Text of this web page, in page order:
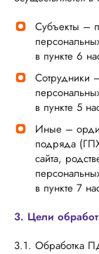
Субъекты –
в пункте 6
Сотрудники
в пункте 5
Иные –
подряда
сайта,
в пункте 7
3. Цели
3.1. Обработка